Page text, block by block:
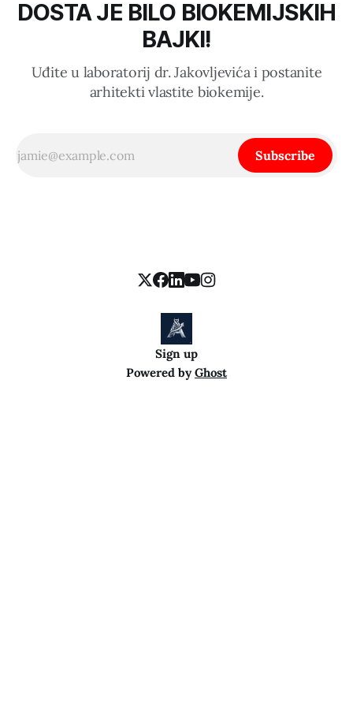
DOSTA JE BILO BIOKEMIJSKIH
BAJKI!
Uđite u laboratorij dr. Jakovljevića i postanite
arhitekti vlastite biokemije.
Subscribe
Sign up
Powered byGhost